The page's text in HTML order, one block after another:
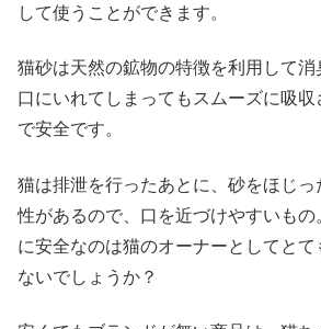
して使うことができます。
猫砂は天然の鉱物の特徴を利用して消
口にいれてしまってもスムーズに吸
で安全です。
猫は排泄を行ったあとに、砂をほじ
性があるので、口を近づけやすいもの
に安全なのは猫のオーナーとしてと
ないでしょうか？